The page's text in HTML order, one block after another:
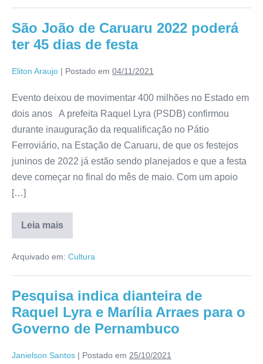
São João de Caruaru 2022 poderá
ter 45 dias de festa
Eliton Araujo | Postado em 04/11/2021
Evento deixou de movimentar 400 milhões no Estado em
dois anos A prefeita Raquel Lyra (PSDB) confirmou
durante inauguração da requalificação no Pátio
Ferroviário, na Estação de Caruaru, de que os festejos
juninos de 2022 já estão sendo planejados e que a festa
deve começar no final do mês de maio. Com um apoio
[…]
Leia mais
Arquivado em: Cultura
Pesquisa indica dianteira de
Raquel Lyra e Marília Arraes para o
Governo de Pernambuco
Janielson Santos | Postado em 25/10/2021